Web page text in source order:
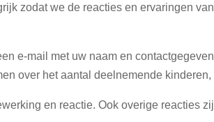
zodat we de reacties en ervaringen
e-mail met uw naam en
over het aantal deelnemende
en reactie. Ook overige reacties